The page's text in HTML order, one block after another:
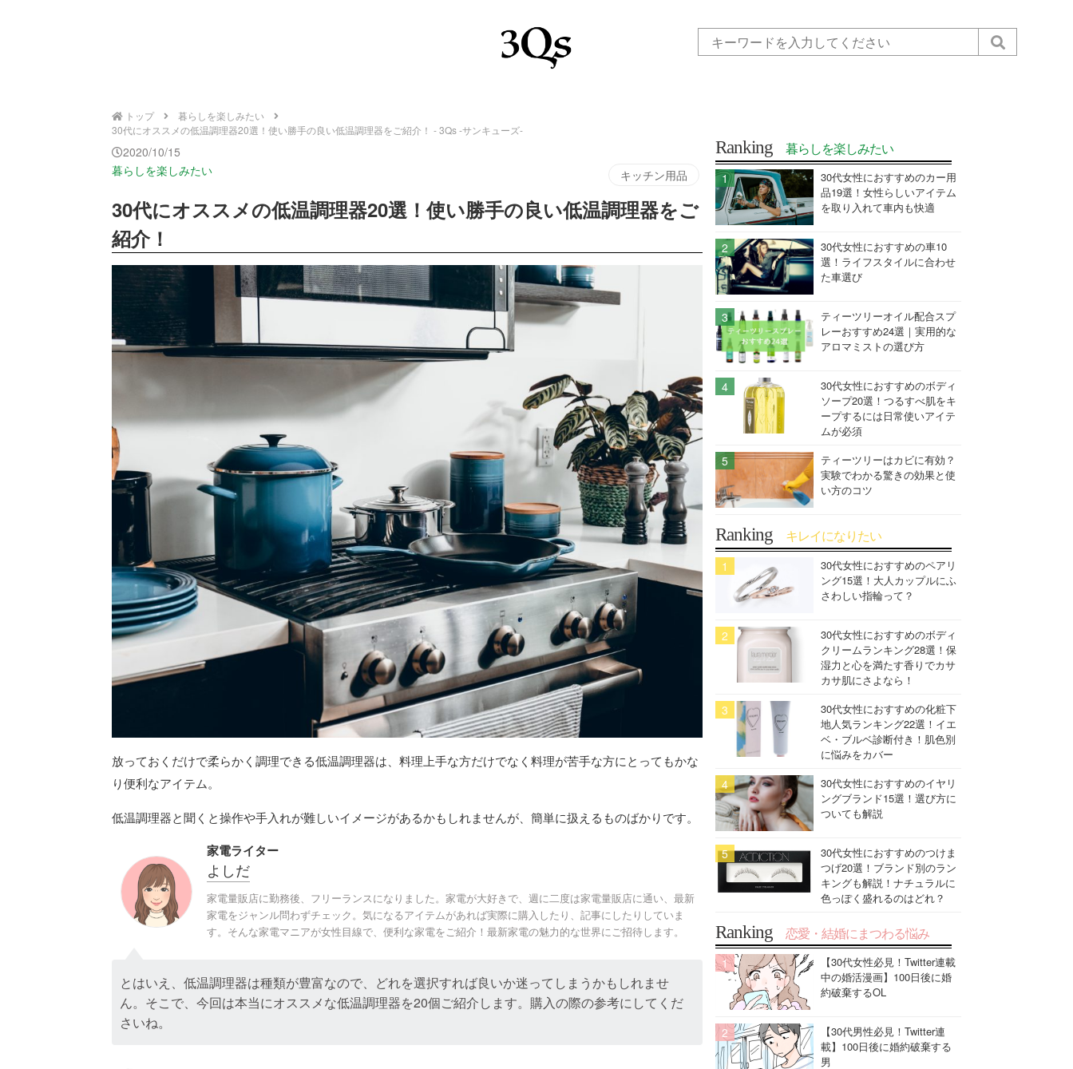
トップ
暮らしを楽しみたい
30代にオススメの低温調理器20選！使い勝手の良い低温調理器をご紹介！ - 3Qs -サンキューズ-
2020/10/15
暮らしを楽しみたい キッチン用品
30代にオススメの低温調理器20選！使い勝手の良い低温調理器をご
紹介！
放っておくだけで柔らかく調理できる低温調理器は、料理上手な方だけでなく料理が苦手な方にとってもかな
り便利なアイテム。
低温調理器と聞くと操作や手入れが難しいイメージがあるかもしれませんが、簡単に扱えるものばかりです。
家電ライター
よしだ
家電量販店に勤務後、フリーランスになりました。家電が大好きで、週に二度は家電量販店に通い、最新
家電をジャンル問わずチェック。気になるアイテムがあれば実際に購入したり、記事にしたりしていま
す。そんな家電マニアが女性目線で、便利な家電をご紹介！最新家電の魅力的な世界にご招待します。
とはいえ、低温調理器は種類が豊富なので、どれを選択すれば良いか迷ってしまうかもしれませ
ん。そこで、今回は本当にオススメな低温調理器を20個ご紹介します。購入の際の参考にしてくだ
さいね。
Ranking 暮らしを楽しみたい
30代女性におすすめのカー用
品19選！女性らしいアイテム
を取り入れて車内も快適
30代女性におすすめの車10
選！ライフスタイルに合わせ
た車選び
ティーツリーオイル配合スプ
レーおすすめ24選｜実用的な
アロマミストの選び方
30代女性におすすめのボディ
ソープ20選！つるすべ肌をキ
ープするには日常使いアイテ
ムが必須
ティーツリーはカビに有効？
実験でわかる驚きの効果と使
い方のコツ
Ranking キレイになりたい
30代女性におすすめのペアリ
ング15選！大人カップルにふ
さわしい指輪って？
30代女性におすすめのボディ
クリームランキング28選！保
湿力と心を満たす香りでカサ
カサ肌にさよなら！
30代女性におすすめの化粧下
地人気ランキング22選！イエ
ベ・ブルベ診断付き！肌色別
に悩みをカバー
30代女性におすすめのイヤリ
ングブランド15選！選び方に
ついても解説
30代女性におすすめのつけま
つげ20選！ブランド別のラン
キングも解説！ナチュラルに
色っぽく盛れるのはどれ？
Ranking 恋愛・結婚にまつわる悩み
【30代女性必見！Twitter連載
中の婚活漫画】100日後に婚
約破棄するOL
【30代男性必見！Twitter連
載】100日後に婚約破棄する
男